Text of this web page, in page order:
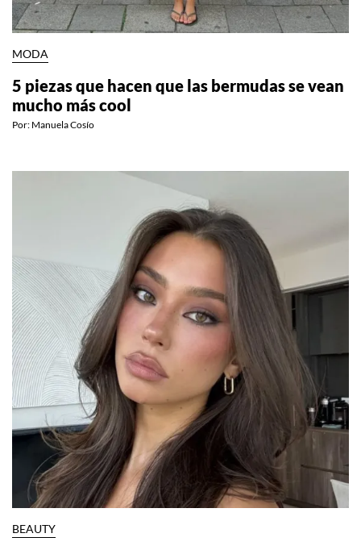
MODA
5 piezas que hacen que las bermudas se vean
mucho más cool
Por: Manuela Cosío
BEAUTY